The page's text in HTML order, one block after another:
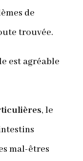
de
trouvée.
est agréable
, le
mal-êtres